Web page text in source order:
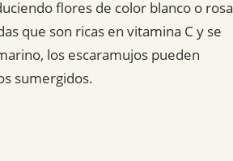
flores de color blanco o rosa
que son ricas en vitamina C y se
los escaramujos pueden
sumergidos.